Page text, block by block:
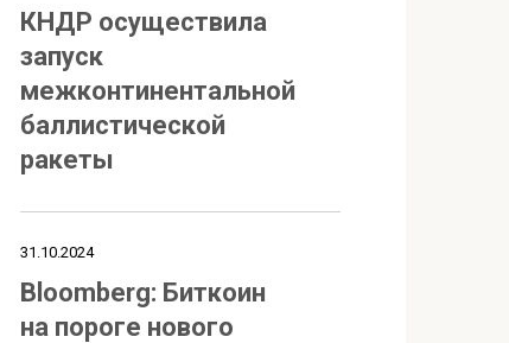
КНДР осуществила
запуск
межконтинентальной
баллистической
ракеты
31.10.2024
Bloomberg: Биткоин
на пороге нового